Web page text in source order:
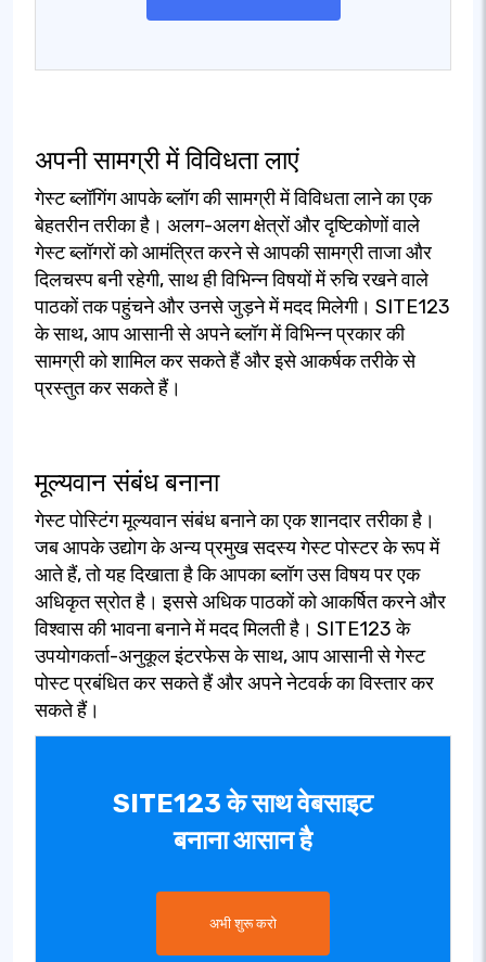
अपनी सामग्री में विविधता लाएं
गेस्ट ब्लॉगिंग आपके ब्लॉग की सामग्री में विविधता लाने का एक
बेहतरीन तरीका है। अलग-अलग क्षेत्रों और दृष्टिकोणों वाले
गेस्ट ब्लॉगरों को आमंत्रित करने से आपकी सामग्री ताजा और
दिलचस्प बनी रहेगी, साथ ही विभिन्न विषयों में रुचि रखने वाले
पाठकों तक पहुंचने और उनसे जुड़ने में मदद मिलेगी। SITE123
के साथ, आप आसानी से अपने ब्लॉग में विभिन्न प्रकार की
सामग्री को शामिल कर सकते हैं और इसे आकर्षक तरीके से
प्रस्तुत कर सकते हैं।
मूल्यवान संबंध बनाना
गेस्ट पोस्टिंग मूल्यवान संबंध बनाने का एक शानदार तरीका है।
जब आपके उद्योग के अन्य प्रमुख सदस्य गेस्ट पोस्टर के रूप में
आते हैं, तो यह दिखाता है कि आपका ब्लॉग उस विषय पर एक
अधिकृत स्रोत है। इससे अधिक पाठकों को आकर्षित करने और
विश्वास की भावना बनाने में मदद मिलती है। SITE123 के
उपयोगकर्ता-अनुकूल इंटरफेस के साथ, आप आसानी से गेस्ट
पोस्ट प्रबंधित कर सकते हैं और अपने नेटवर्क का विस्तार कर
सकते हैं।
SITE123 के साथ वेबसाइट
बनाना आसान है
अभी शुरू करो